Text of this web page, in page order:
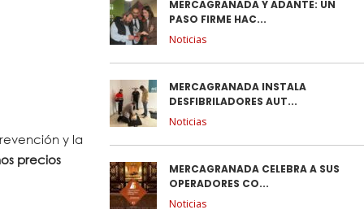
y la
precios
MERCAGRANADA Y ADANTE: UN
PASO FIRME HAC...
Noticias
MERCAGRANADA INSTALA
DESFIBRILADORES AUT...
Noticias
MERCAGRANADA CELEBRA A SUS
OPERADORES CO...
Noticias